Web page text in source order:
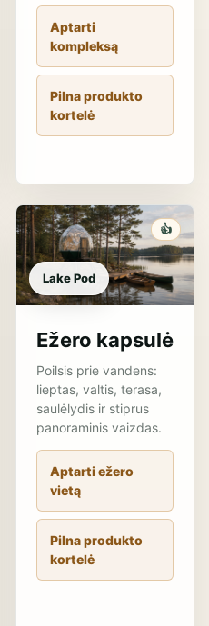
Aptarti
kompleksą
Pilna produkto
kortelė
👍
Lake Pod
Ežero kapsulė
Poilsis prie vandens:
lieptas, valtis, terasa,
saulėlydis ir stiprus
panoraminis vaizdas.
Aptarti ežero
vietą
Pilna produkto
kortelė